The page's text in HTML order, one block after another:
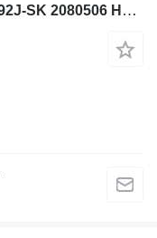
Sennebogen A2FM80 /61W- VAB192J-SK 2080506 Hydraulikmotor für Bagger